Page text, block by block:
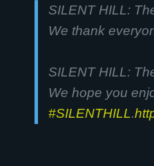
SILENT HILL:
We thank
SILENT HILL:
We hope you
#SILENTHILL.